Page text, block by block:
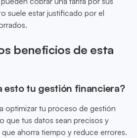
suele estar justificado por el
beneficios de esta
esto tu gestión financiera?
optimizar tu proceso de gestión
que tus datos sean precisos y
ahorra tiempo y reduce errores.